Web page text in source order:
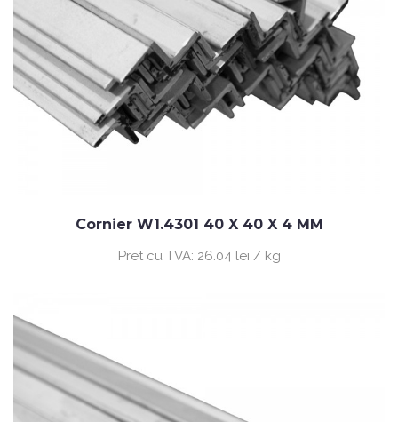
Cornier W1.4301 40 X 40 X 4 MM
Pret cu TVA: 26.04 lei / kg